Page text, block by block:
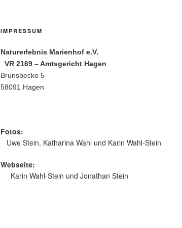
IMPRESSUM
Naturerlebnis Marienhof e.V.
VR 2169 – Amtsgericht Hagen
Brunsbecke 5
58091 Hagen
Fotos:
Uwe Stein, Katharina Wahl und Karin Wahl-Stein
Webseite:
Karin Wahl-Stein und Jonathan Stein